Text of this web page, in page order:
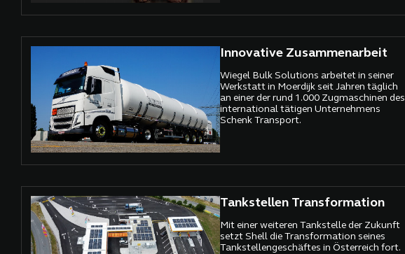
Innovative Zusammenarbeit
Wiegel Bulk Solutions arbeitet in seiner
Werkstatt in Moerdijk seit Jahren täglich
an einer der rund 1.000 Zugmaschinen des
international tätigen Unternehmens
Schenk Transport.
Tankstellen Transformation
Mit einer weiteren Tankstelle der Zukunft
setzt Shell die Transformation seines
Tankstellengeschäftes in Österreich fort.